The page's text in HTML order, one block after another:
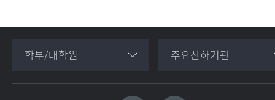
학부/대학원 주요산하기관